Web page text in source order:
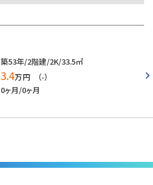
築53年/2階建/2K/33.5㎡
3.4万円 （-）
0ヶ月/0ヶ月